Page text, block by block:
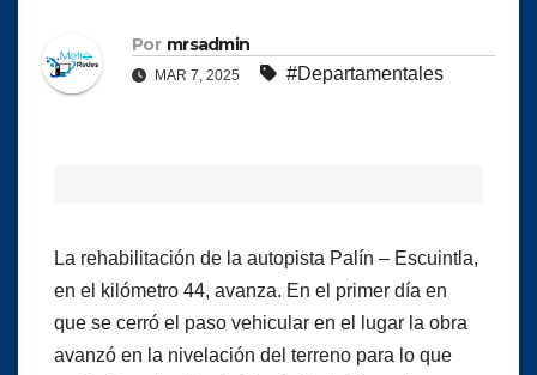
Por mrsadmin
MAR 7, 2025 #Departamentales
La rehabilitación de la autopista Palín – Escuintla,
en el kilómetro 44, avanza. En el primer día en
que se cerró el paso vehicular en el lugar la obra
avanzó en la nivelación del terreno para lo que